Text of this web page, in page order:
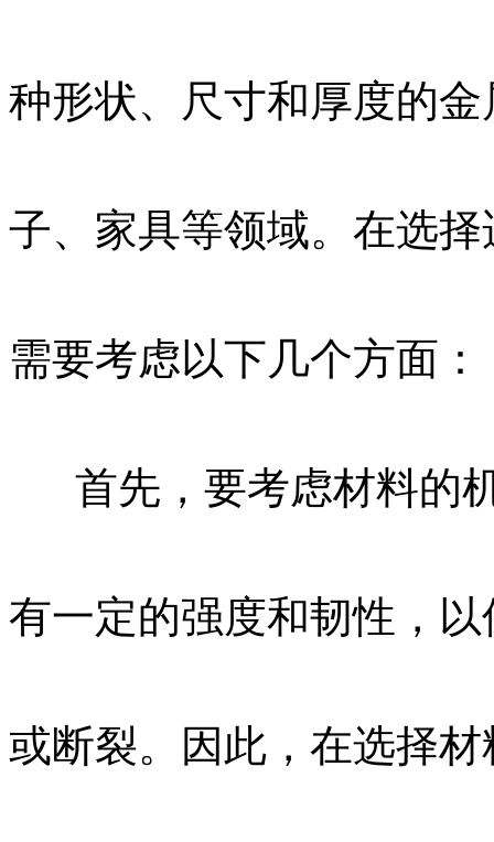
种形状、尺寸和厚度的
子、家具等领域。在选
需要考虑以下几个方面：
首先，要考虑材料的
有一定的强度和韧性，
或断裂。因此，在选择